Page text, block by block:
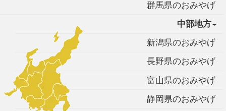
群馬県のおみやげ
中部地方
新潟県のおみやげ
長野県のおみやげ
富山県のおみやげ
静岡県のおみやげ